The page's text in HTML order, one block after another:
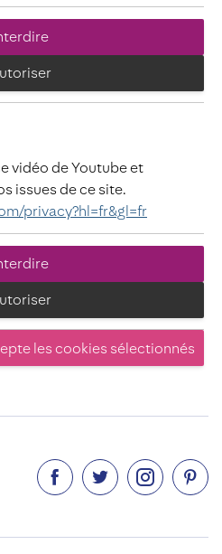
vidéo de Youtube et
issues de ce site.
privacy?hl=fr&gl=fr
   